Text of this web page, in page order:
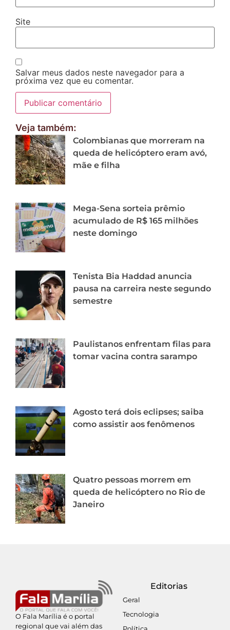
Site
Salvar meus dados neste navegador para a
próxima vez que eu comentar.
Veja também:
Colombianas que morreram na
queda de helicóptero eram avó,
mãe e filha
Mega-Sena sorteia prêmio
acumulado de R$ 165 milhões
neste domingo
Tenista Bia Haddad anuncia
pausa na carreira neste segundo
semestre
Paulistanos enfrentam filas para
tomar vacina contra sarampo
Agosto terá dois eclipses; saiba
como assistir aos fenômenos
Quatro pessoas morrem em
queda de helicóptero no Rio de
Janeiro
O Fala Marília é o portal
regional que vai além das
Editorias
Geral
Tecnologia